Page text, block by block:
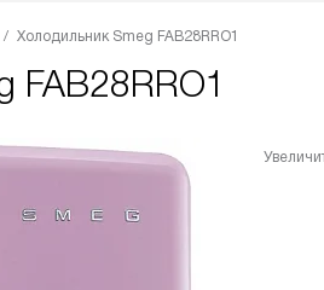
Холодильник Smeg FAB28RRO1
FAB28RRO1